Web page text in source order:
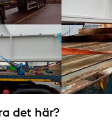
det här?